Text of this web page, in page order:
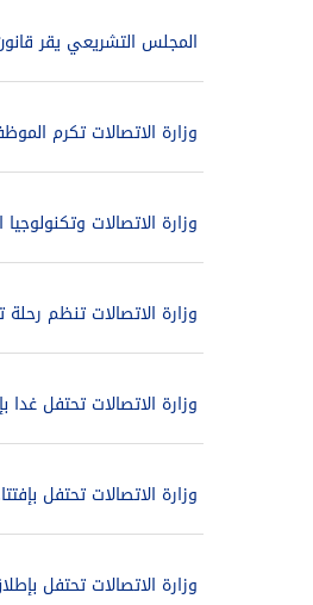
المجلس التشريعي يقر
وزارة الاتصالات تكرم
وزارة الاتصالات
وزارة الاتصالات تنظم
وزارة الاتصالات تحتفل
وزارة الاتصالات تحتفل
وزارة الاتصالات تحتفل